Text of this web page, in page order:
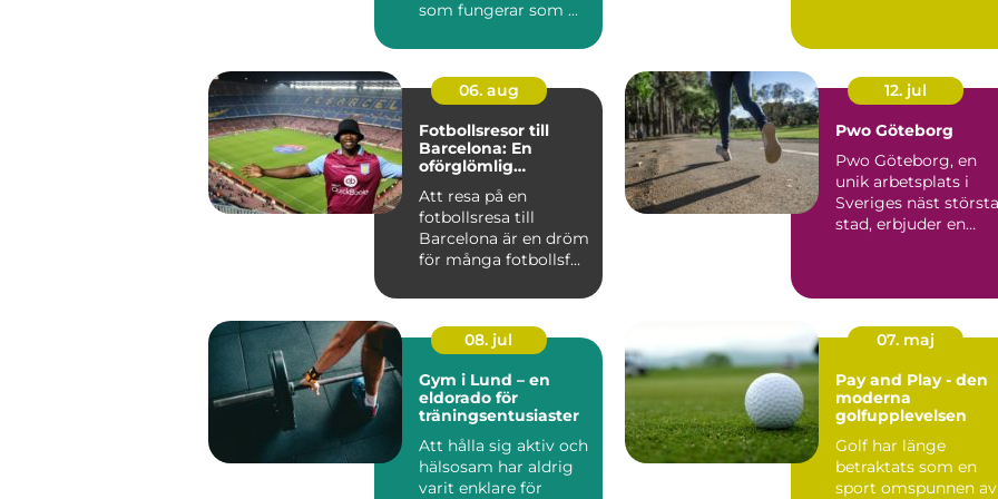
som fungerar som ...
06. aug
Fotbollsresor till
Barcelona: En
oförglömlig
Att resa på en
fotbollsresa till
Barcelona är en dröm
för många fotbollsf...
12. jul
Pwo Göteborg
Pwo Göteborg, en
unik arbetsplats i
Sveriges näst största
stad, erbjuder en
08. jul
Gym i Lund – en
eldorado för
träningsentusiaster
Att hålla sig aktiv och
hälsosam har aldrig
varit enklare för
07. maj
Pay and Play - den
moderna
golfupplevelsen
Golf har länge
betraktats som en
sport omspunnen av